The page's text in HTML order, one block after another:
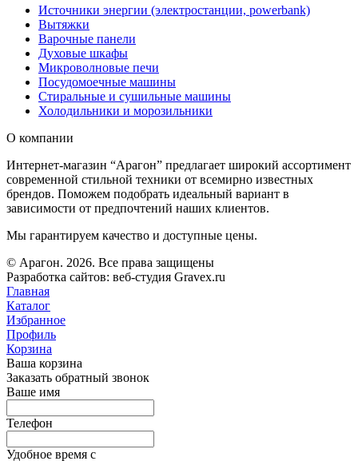
Источники энергии (электростанции, powerbank)
Вытяжки
Варочные панели
Духовые шкафы
Микроволновые печи
Посудомоечные машины
Стиральные и сушильные машины
Холодильники и морозильники
О компании
Интернет-магазин “Арагон” предлагает широкий ассортимент
современной стильной техники от всемирно известных
брендов. Поможем подобрать идеальный вариант в
зависимости от предпочтений наших клиентов.
Мы гарантируем качество и доступные цены.
© Арагон. 2026. Все права защищены
Разработка сайтов: веб-студия Gravex.ru
Главная
Каталог
Избранное
Профиль
Корзина
Ваша корзина
Заказать обратный звонок
Ваше имя
Телефон
Удобное время c